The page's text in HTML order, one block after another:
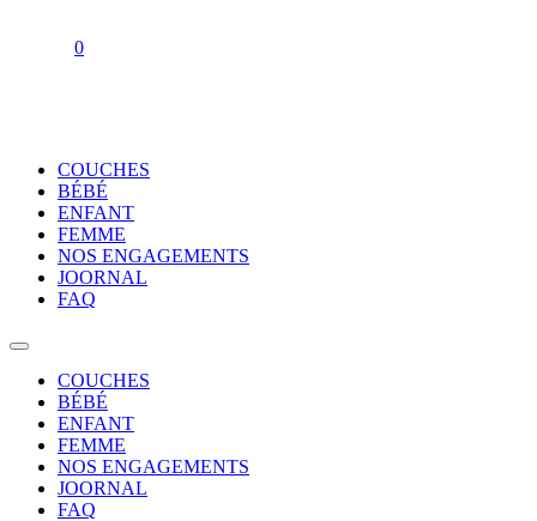
0
COUCHES
BÉBÉ
ENFANT
FEMME
NOS ENGAGEMENTS
JOORNAL
FAQ
COUCHES
BÉBÉ
ENFANT
FEMME
NOS ENGAGEMENTS
JOORNAL
FAQ